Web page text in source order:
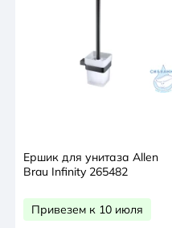
Ершик для унитаза Allen
Brau Infinity 265482
Привезем к 10 июля